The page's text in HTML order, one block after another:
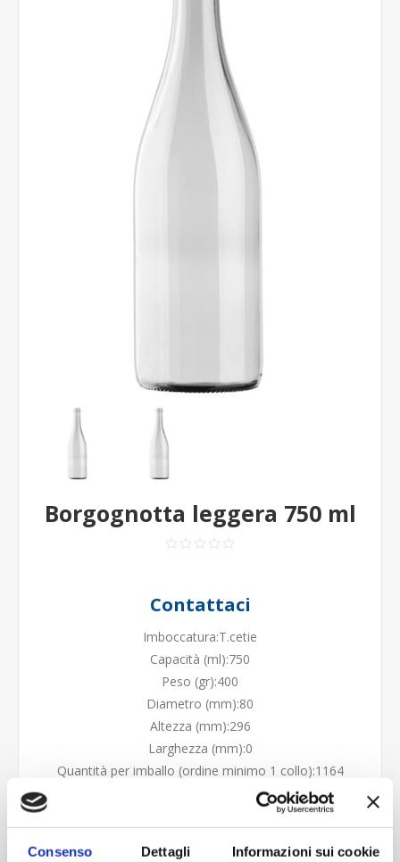
Consenso Dettagli Informazioni sui cookie
Borgognotta leggera 750 ml
Contattaci
Imboccatura:T.cetie
Capacità (ml):750
Peso (gr):400
Diametro (mm):80
Altezza (mm):296
Larghezza (mm):0
Quantità per imballo (ordine minimo 1 collo):1164
Cod.: VCP013